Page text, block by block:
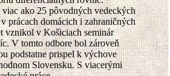
ako 25 pôvodných vedeckých
prácach domácich i zahraničných
vznikol v Košiciach seminár
V tomto odbore bol zároveň
podstatne prispel k výchove
Slovensku. S viacerými